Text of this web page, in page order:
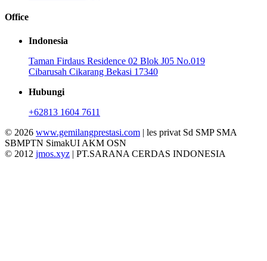
Office
Indonesia
Taman Firdaus Residence 02 Blok J05 No.019
Cibarusah Cikarang Bekasi 17340
Hubungi
+62813 1604 7611
© 2026 www.gemilangprestasi.com | les privat Sd SMP SMA
SBMPTN SimakUI AKM OSN
© 2012 jmos.xyz | PT.SARANA CERDAS INDONESIA